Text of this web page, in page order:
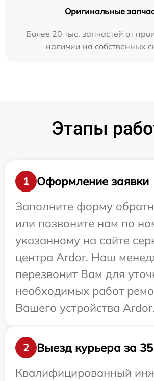
Оригинальные
Более 20 тыс. запчастей от
наличии на собственных
Этапы
1
Оформление заявки
Заполните форму
или позвоните нам по
указанному на сайте
центра Ardor. Наш
перезвонит Вам для
необходимых работ
Вашего устройства Ardor.
2
Выезд курьера за
Квалифицированный